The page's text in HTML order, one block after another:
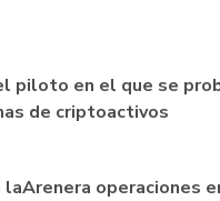
piloto en el que se
de criptoactivos
operaciones